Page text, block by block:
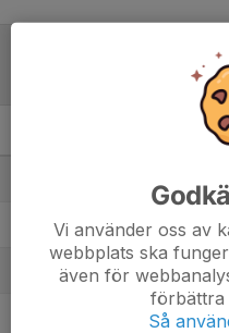
2. Halvorstorp/Trollhättan Lila
3. Levene/Skogslunds IF
Vi använder oss av
webbplats ska
även för
förbättra
Så